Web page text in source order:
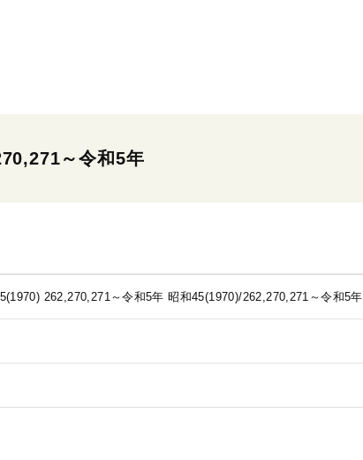
～令和5年
262,270,271～令和5年 昭和45(1970)/262,270,271～令和5年